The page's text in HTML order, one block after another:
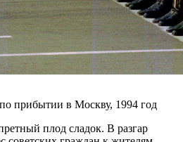
прибытии в Москву, 1994 год
плод сладок. В разгар